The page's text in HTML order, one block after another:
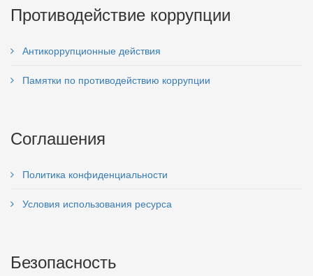
Противодействие коррупции
Антикоррупционные действия
Памятки по противодействию коррупции
Соглашения
Политика конфиденциальности
Условия использования ресурса
Безопасность